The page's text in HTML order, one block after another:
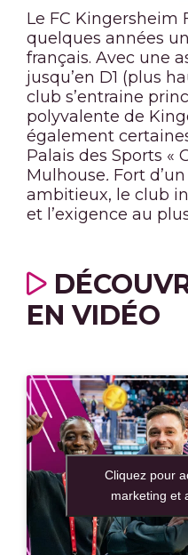
Le FC Kingersheim
quelques années
français. Avec une
jusqu’en D1 (plus
club s’entraine
polyvalente de
également
Palais des Sports «
Mulhouse. Fort
ambitieux, le club
et l’exigence au
EN VIDÉO
Cliquez pour
marketing et